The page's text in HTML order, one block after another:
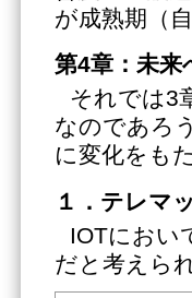
が成熟期（
第4章：未来
それでは3
なのであろ
に変化をも
１．テレマ
IOTにおい
だと考えら